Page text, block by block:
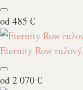
od485 €
Eternity Row
od2 070 €